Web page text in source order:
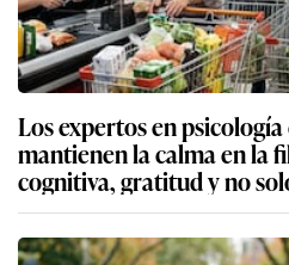
Los expertos en
mantienen la calma en la
cognitiva, gratitud y no